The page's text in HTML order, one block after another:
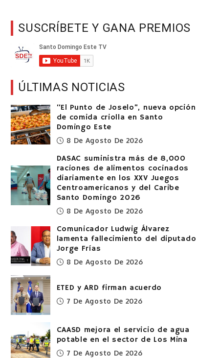
SUSCRÍBETE Y GANA PREMIOS
ÚLTIMAS NOTICIAS
“El Punto de Joselo”, nueva opción
de comida criolla en Santo
Domingo Este
8 De Agosto De 2026
DASAC suministra más de 8,000
raciones de alimentos cocinados
diariamente en los XXV Juegos
Centroamericanos y del Caribe
Santo Domingo 2026
8 De Agosto De 2026
Comunicador Ludwig Álvarez
lamenta fallecimiento del diputado
Jorge Frías
8 De Agosto De 2026
ETED y ARD firman acuerdo
7 De Agosto De 2026
CAASD mejora el servicio de agua
potable en el sector de Los Mina
7 De Agosto De 2026